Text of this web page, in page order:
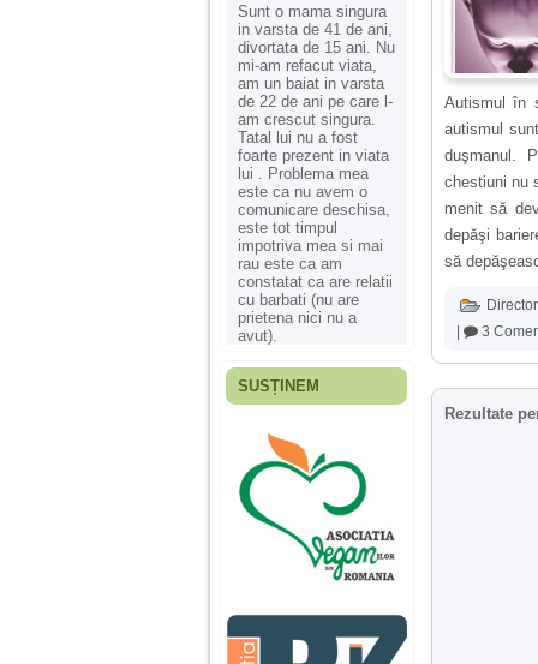
Sunt o mama singura
in varsta de 41 de ani,
divortata de 15 ani. Nu
mi-am refacut viata,
am un baiat in varsta
de 22 de ani pe care l-
am crescut singura.
Tatal lui nu a fost
foarte prezent in viata
lui . Problema mea
este ca nu avem o
comunicare deschisa,
este tot timpul
impotriva mea si mai
rau este ca am
constatat ca are relatii
cu barbati (nu are
prietena nici nu a
avut).
Fiica mea s-a nascut
ani, privind in urma
realizez cat de multe
greseli am facut in
educatia si cresterea
ei, am fost o mama
egoista, preocupata
de implinirea
profesionala, cand ea
era mica am neglijat-
agresiva, orice
greseala era taxata cu
o palma sau pedepse.
SUSȚINEM
Autismul în
autismul
duşmanul.
chestiuni nu
menit să
depăşi
să
3
Rezultate